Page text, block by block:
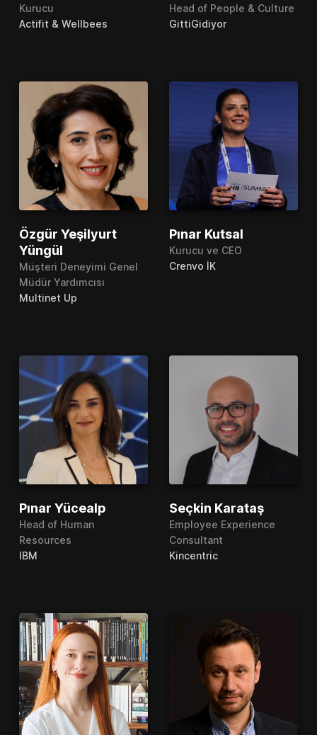
Kurucu
Actifit & Wellbees
Head of People & Culture
GittiGidiyor
Özgür Yeşilyurt
Yüngül
Müşteri Deneyimi Genel
Müdür Yardımcısı
Multinet Up
Pınar Kutsal
Kurucu ve CEO
Crenvo İK
Pınar Yücealp
Head of Human
Resources
IBM
Seçkin Karataş
Employee Experience
Consultant
Kincentric